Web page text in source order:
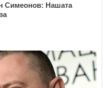
Симеонов: Нашата